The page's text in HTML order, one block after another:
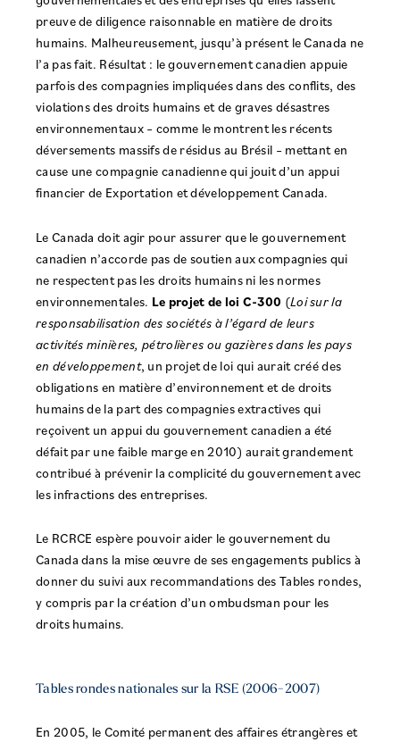
preuve de diligence raisonnable en matière de droits
humains. Malheureusement, jusqu’à présent le Canada ne
l’a pas fait. Résultat : le gouvernement canadien appuie
parfois des compagnies impliquées dans des conflits, des
violations des droits humains et de graves désastres
environnementaux – comme le montrent les récents
déversements massifs de résidus au Brésil – mettant en
cause une compagnie canadienne qui jouit d’un appui
financier de Exportation et développement Canada.
Le Canada doit agir pour assurer que le gouvernement
canadien n’accorde pas de soutien aux compagnies qui
ne respectent pas les droits humains ni les normes
environnementales. Le projet de loi C-300 (Loi sur la
responsabilisation des sociétés à l’égard de leurs
activités minières, pétrolières ou gazières dans les pays
en développement, un projet de loi qui aurait créé des
obligations en matière d’environnement et de droits
humains de la part des compagnies extractives qui
reçoivent un appui du gouvernement canadien a été
défait par une faible marge en 2010) aurait grandement
contribué à prévenir la complicité du gouvernement avec
les infractions des entreprises.
Le RCRCE espère pouvoir aider le gouvernement du
Canada dans la mise œuvre de ses engagements publics à
donner du suivi aux recommandations des Tables rondes,
y compris par la création d’un ombudsman pour les
droits humains.
Tables rondes nationales sur la RSE (2006-2007)
En 2005, le Comité permanent des affaires étrangères et